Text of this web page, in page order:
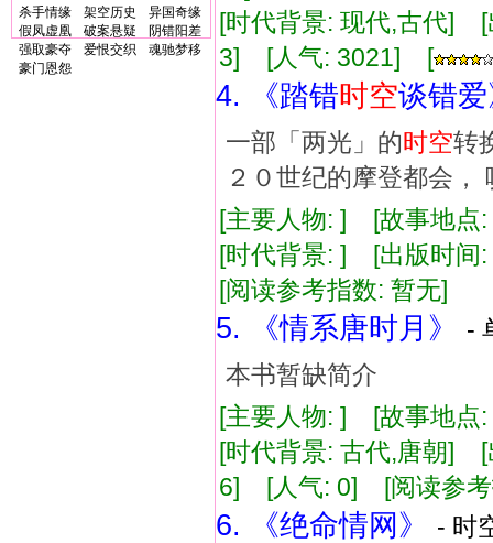
杀手情缘
架空历史
异国奇缘
假凤虚凰
破案悬疑
阴错阳差
强取豪夺
爱恨交织
魂驰梦移
豪门恩怨
[时代背景: 现代,古代]
3] [人气: 3021] [
4. 《踏错时空谈错
一部「两光」的时空转
２０世纪的摩登都会
[主要人物: ] [故事地
[时代背景: ] [出版时
[阅读参考指数: 暂无]
5. 《情系唐时月》
-
本书暂缺简介
[主要人物: ] [故事地
[时代背景: 古代,唐朝]
6] [人气: 0] [阅读参考
6. 《绝命情网》
- 时